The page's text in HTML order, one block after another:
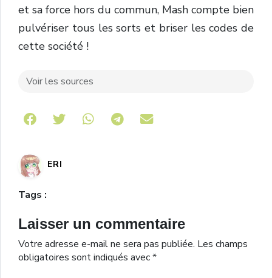
et sa force hors du commun, Mash compte bien
pulvériser tous les sorts et briser les codes de
cette société !
Voir les sources
Share on Telegram
ERI
Tags :
Laisser un commentaire
Votre adresse e-mail ne sera pas publiée. Les champs
obligatoires sont indiqués avec*